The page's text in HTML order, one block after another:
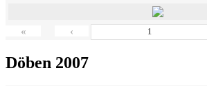
« ‹
Döben 2007